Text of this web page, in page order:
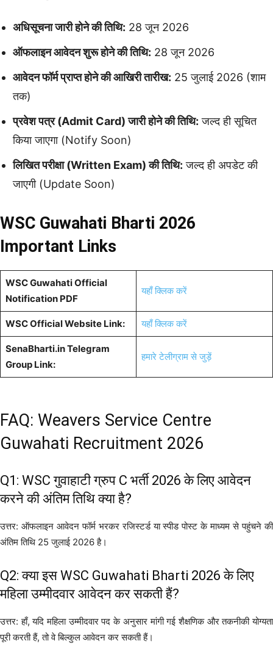
अधिसूचना जारी होने की तिथि: 28 जून 2026
ऑफलाइन आवेदन शुरू होने की तिथि: 28 जून 2026
आवेदन फॉर्म प्राप्त होने की आखिरी तारीख: 25 जुलाई 2026 (शाम
तक)
प्रवेश पत्र (Admit Card) जारी होने की तिथि: जल्द ही सूचित
किया जाएगा (Notify Soon)
लिखित परीक्षा (Written Exam) की तिथि: जल्द ही अपडेट की
जाएगी (Update Soon)
WSC Guwahati Bharti 2026
Important Links
WSC Guwahati Official
Notification PDF
यहाँ क्लिक करें
WSC Official Website Link: यहाँ क्लिक करें
SenaBharti.in Telegram
Group Link:
हमारे टेलीग्राम से जुड़ें
FAQ: Weavers Service Centre
Guwahati Recruitment 2026
Q1: WSC गुवाहाटी ग्रुप C भर्ती 2026 के लिए आवेदन
करने की अंतिम तिथि क्या है?
उत्तर: ऑफलाइन आवेदन फॉर्म भरकर रजिस्टर्ड या स्पीड पोस्ट के माध्यम से पहुंचने की
अंतिम तिथि 25 जुलाई 2026 है।
Q2: क्या इस WSC Guwahati Bharti 2026 के लिए
महिला उम्मीदवार आवेदन कर सकती हैं?
उत्तर: हाँ, यदि महिला उम्मीदवार पद के अनुसार मांगी गई शैक्षणिक और तकनीकी योग्यता
पूरी करती हैं, तो वे बिल्कुल आवेदन कर सकती हैं।